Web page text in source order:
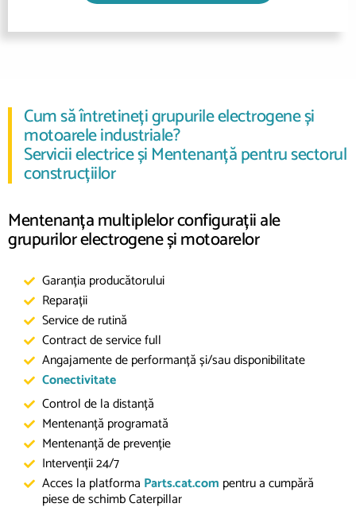
Cum să întretineți grupurile electrogene și
motoarele industriale?
Servicii electrice și Mentenanță pentru sectorul
construcțiilor
Mentenanța multiplelor configurații ale
grupurilor electrogene și motoarelor
Garanția producătorului
Reparații
Service de rutină
Contract de service full
Angajamente de performanță și/sau disponibilitate
Conectivitate
Control de la distanță
Mentenanță programată
Mentenanță de prevenție
Intervenții 24/7
Acces la platforma Parts.cat.com pentru a cumpără
piese de schimb Caterpillar